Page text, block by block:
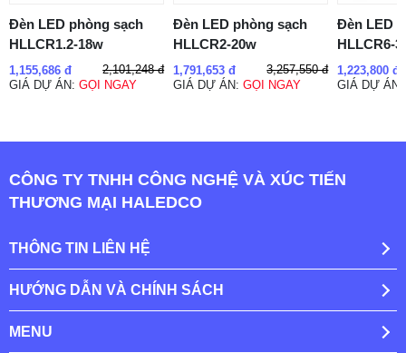
Đèn LED phòng sạch
HLLCR1.2-18w
1,155,686 đ
2,101,248 đ
GIÁ DỰ ÁN: GỌI NGAY
Đèn LED phòng sạch
HLLCR2-20w
1,791,653 đ
3,257,550 đ
GIÁ DỰ ÁN:GỌI NGAY
Đèn LED
HLLCR6-
1,223,800 đ
GIÁ DỰ
CÔNG TY TNHH CÔNG NGHỆ VÀ XÚC TIẾN
THƯƠNG MẠI HALEDCO
THÔNG TIN LIÊN HỆ
HƯỚNG DẪN VÀ CHÍNH SÁCH
MENU